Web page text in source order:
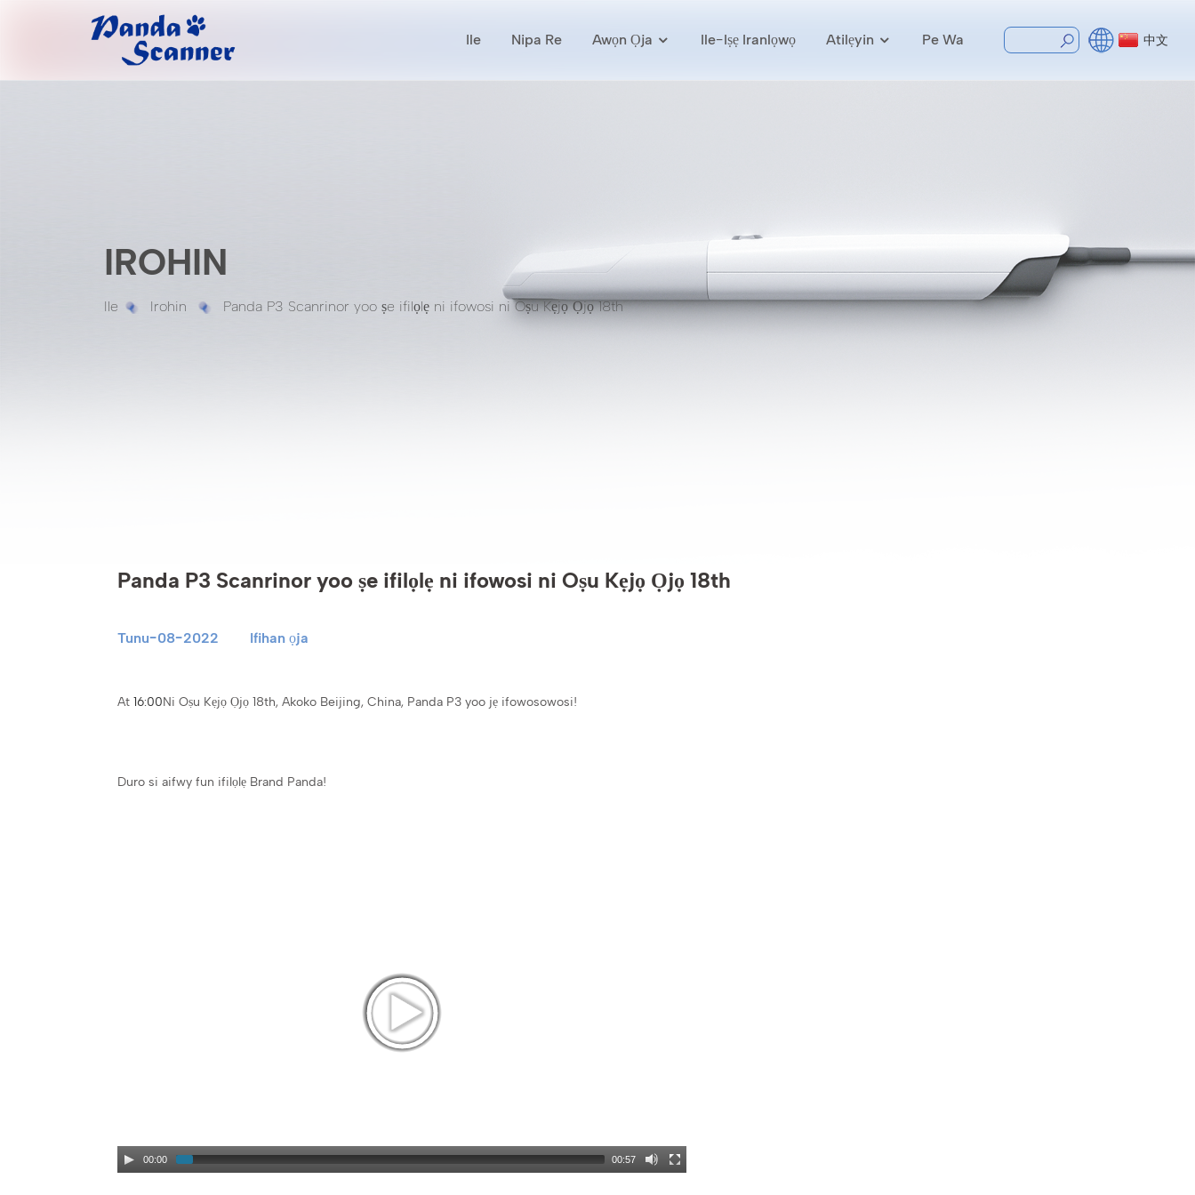
Ile Nipa Re Awọn Ọja Ile-Iṣẹ Iranlọwọ Atilẹyin Pe Wa 中文
IROHIN
Ile Irohin Panda P3 Scanrinor yoo ṣe ifilọlẹ ni ifowosi ni Oṣu Kẹjọ Ọjọ 18th
Panda P3 Scanrinor yoo ṣe ifilọlẹ ni ifowosi ni Oṣu Kẹjọ Ọjọ 18th
Tunu-08-2022 Ifihan ọja
At 16:00Ni Oṣu Kẹjọ Ọjọ 18th, Akoko Beijing, China, Panda P3 yoo jẹ ifowosowosi!
Duro si aifwy fun ifilọlẹ Brand Panda!
00:00 00:57